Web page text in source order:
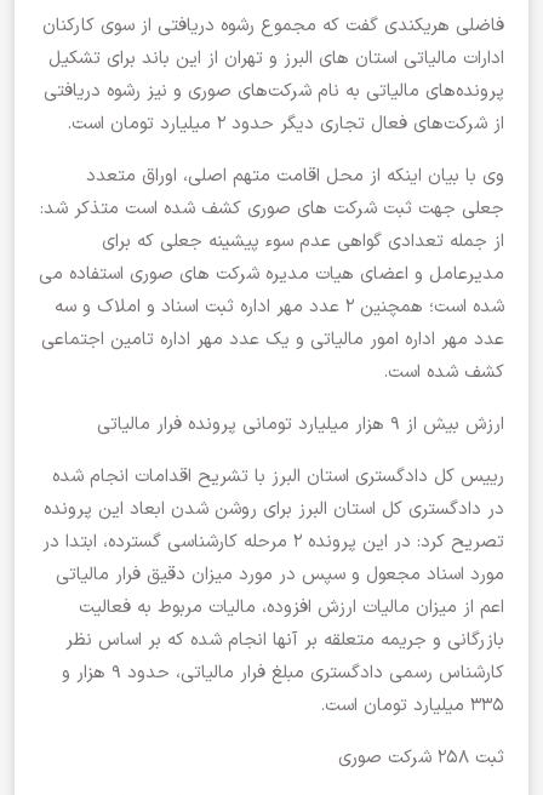
فاضلی هریکندی گفت که مجموع رشوه دریافتی از سوی کارکنان
ادارات مالیاتی استان های البرز و تهران از این باند برای تشکیل
پرونده‌های مالیاتی به نام شرکت‌های صوری و نیز رشوه دریافتی
از شرکت‌های فعال تجاری دیگر حدود ۲ میلیارد تومان است.
وی با بیان اینکه از محل اقامت متهم اصلی، اوراق متعدد
جعلی جهت ثبت شرکت‌ ‌های صوری کشف شده است متذکر شد:
از جمله تعدادی گواهی عدم سوء پیشینه جعلی که برای
مدیرعامل و اعضای هیات مدیره شرکت های صوری استفاده می
شده است؛ همچنین ۲ عدد مهر اداره ثبت اسناد و املاک و سه
عدد مهر اداره امور مالیاتی و یک عدد مهر اداره تامین اجتماعی
کشف شده است.
ارزش بیش از ۹ هزار میلیارد تومانی پرونده فرار مالیاتی
رییس کل دادگستری استان البرز با تشریح اقدامات انجام شده
در دادگستری کل استان البرز برای روشن شدن ابعاد این پرونده
تصریح کرد: در این پرونده ۲ مرحله کارشناسی گسترده، ابتدا در
مورد اسناد مجعول و سپس در مورد میزان دقیق فرار مالیاتی
اعم از میزان مالیات ارزش افزوده، مالیات مربوط به فعالیت
بازرگانی و جریمه متعلقه بر آنها انجام شده که بر اساس نظر
کارشناس رسمی دادگستری مبلغ فرار مالیاتی، حدود ۹ هزار و
۳۳۵ میلیارد تومان است.
ثبت ۲۵۸ شرکت صوری